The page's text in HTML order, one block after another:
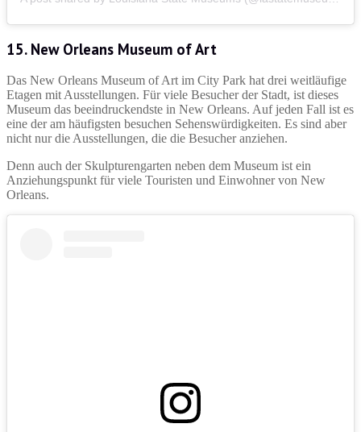
15. New Orleans Museum of Art
Das New Orleans Museum of Art im City Park hat drei weitläufige
Etagen mit Ausstellungen. Für viele Besucher der Stadt, ist dieses
Museum das beeindruckendste in New Orleans. Auf jeden Fall ist es
eine der am häufigsten besuchen Sehenswürdigkeiten. Es sind aber
nicht nur die Ausstellungen, die die Besucher anziehen.
Denn auch der Skulpturengarten neben dem Museum ist ein
Anziehungspunkt für viele Touristen und Einwohner von New
Orleans.